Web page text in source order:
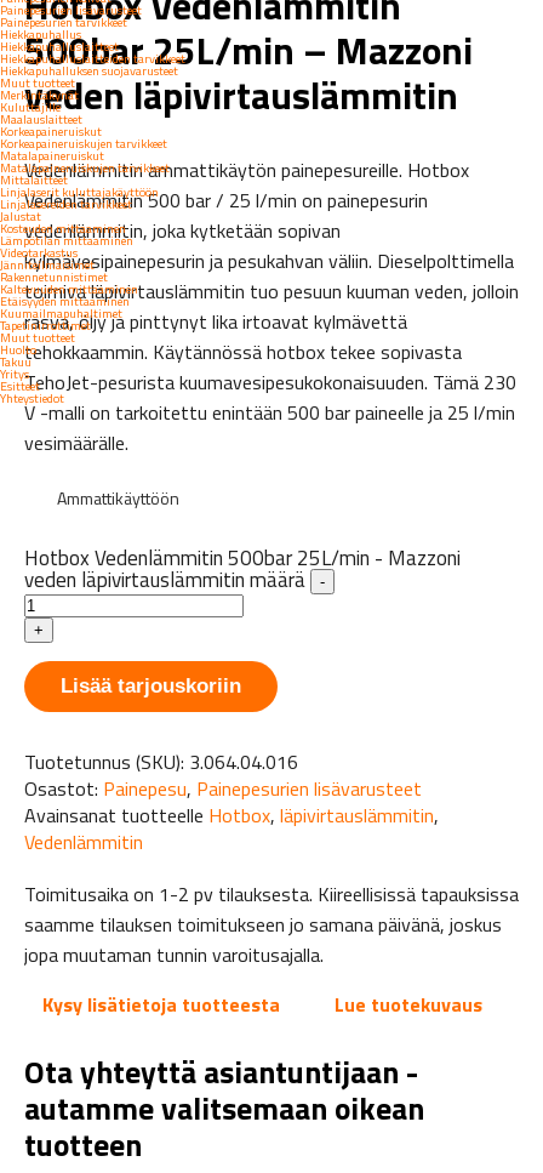
Painepesurien lisävarusteet
Painepesurien tarvikkeet
Hiekkapuhallus
Hiekkapuhalluslaitteet
Hiekkapuhalluslaitteiden tarvikkeet
Hiekkapuhalluksen suojavarusteet
Muut tuotteet
Merkintäkynät
Kuluttajille
Maalauslaitteet
Korkeapaineruiskut
Korkeapaineruiskujen tarvikkeet
Matalapaineruiskut
Matalapaineruiskujen tarvikkeet
Mittalaitteet
Linjalaserit kuluttajakäyttöön
Linjalasereiden tarvikkeet
Jalustat
Kosteuden mittaaminen
Lämpötilan mittaaminen
Videotarkastus
Jänniteilmaisimet
Rakennetunnistimet
Kaltevuuden mittaaminen
Etäisyyden mittaaminen
Kuumailmapuhaltimet
Tapetinirrottimet
Muut tuotteet
Huolto
Takuu
Yritys
Esitteet
Yhteystiedot
500bar 25L/min – Mazzoni
veden läpivirtauslämmitin
Vedenlämmitin ammattikäytön painepesureille. Hotbox
Vedenlämmitin 500 bar / 25 l/min on painepesurin
vedenlämmitin, joka kytketään sopivan
kylmävesipainepesurin ja pesukahvan väliin. Dieselpolttimella
toimiva läpivirtauslämmitin tuo pesuun kuuman veden, jolloin
rasva, öljy ja pinttynyt lika irtoavat kylmävettä
tehokkaammin. Käytännössä hotbox tekee sopivasta
TehoJet-pesurista kuumavesipesukokonaisuuden. Tämä 230
V -malli on tarkoitettu enintään 500 bar paineelle ja 25 l/min
vesimäärälle.
Ammattikäyttöön
Hotbox Vedenlämmitin 500bar 25L/min - Mazzoni
veden läpivirtauslämmitin määrä -
+
Lisää tarjouskoriin
Tuotetunnus (SKU): 3.064.04.016
Osastot: Painepesu, Painepesurien lisävarusteet
Avainsanat tuotteelle Hotbox, läpivirtauslämmitin,
Vedenlämmitin
Toimitusaika on 1-2 pv tilauksesta. Kiireellisissä tapauksissa
saamme tilauksen toimitukseen jo samana päivänä, joskus
jopa muutaman tunnin varoitusajalla.
Kysy lisätietoja tuotteesta
Lue tuotekuvaus
Ota yhteyttä asiantuntijaan -
autamme valitsemaan oikean
tuotteen